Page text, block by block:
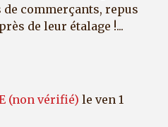
commerçants, repus
de leur étalage !...
(non vérifié) le ven 1